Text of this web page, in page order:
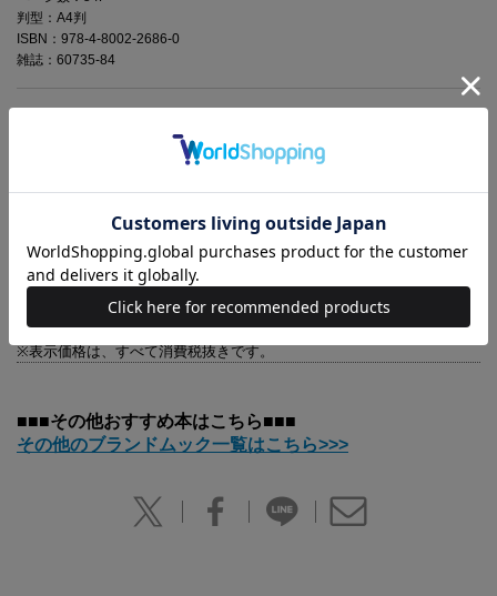
判型：A4判
ISBN：978-4-8002-2686-0
雑誌：60735-84
北欧の人気陶芸家、リサラーソンの付録付きブランドムックが登場。リ
サラーソンの作品が生まれるスウェーデンの工房や博物館、ショップを
の制作現場も訪れ、リサラーソンこだわりの「ものづくり」をたっぷり
せません。付録はマイキーのたっぷりサイズのがま口ポーチです。
※本誌に掲載した内容は、2014年1月～5月に取材・調査したもので
す。本誌発売後に掲載内容・価格ほか、各種データは変更される場合が
あります。また、掲載商品がすでに販売終了となっている場合もありま
す。品切れ、欠品の際はご容赦ください。
※表示価格は、すべて消費税抜きです。
■■■その他おすすめ本はこちら■■■
その他のブランドムック一覧はこちら>>>